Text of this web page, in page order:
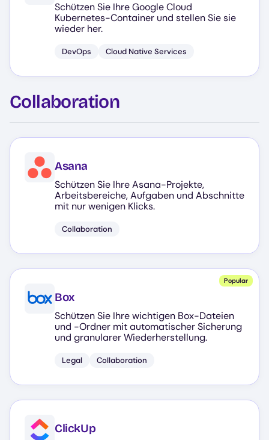
Schützen Sie Ihre Google Cloud
Kubernetes-Container und stellen Sie sie
wieder her.
DevOps Cloud Native Services
Collaboration
Asana
Schützen Sie Ihre Asana-Projekte,
Arbeitsbereiche, Aufgaben und Abschnitte
mit nur wenigen Klicks.
Collaboration
Popular
Box
Schützen Sie Ihre wichtigen Box-Dateien
und -Ordner mit automatischer Sicherung
und granularer Wiederherstellung.
Legal Collaboration
ClickUp